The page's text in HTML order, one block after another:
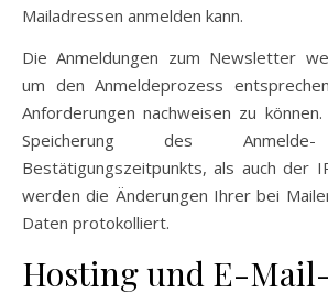
Mailadressen anmelden kann.
Die Anmeldungen zum Newsletter
um den Anmeldeprozess
Anforderungen nachweisen zu
Speicherung des
Bestätigungszeitpunkts, als auch der
werden die Änderungen Ihrer bei
Daten protokolliert.
Hosting und E-